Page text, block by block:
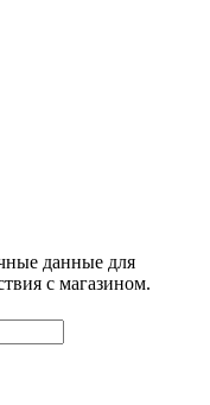
данные для
с магазином.